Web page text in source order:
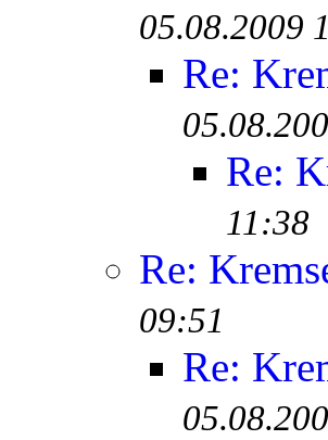
05.08.2009
Re:
Re:
11:38
Re:
09:51
Re: